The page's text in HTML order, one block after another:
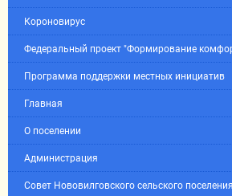
Короновирус
Федеральный проект "Формирование
Программа поддержки местных инициатив
Главная
О поселении
Администрация
Совет Нововилговского сельского поселения